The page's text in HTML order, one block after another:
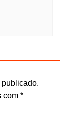
publicado.
com *